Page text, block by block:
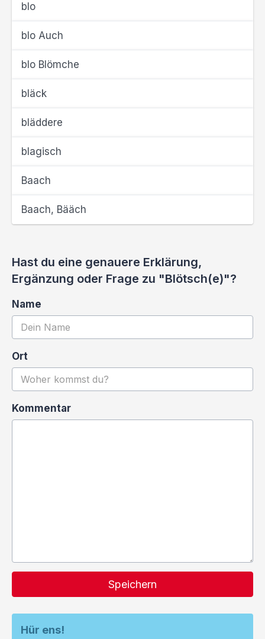
blo
blo Auch
blo Blömche
bläck
bläddere
blagisch
Baach
Baach, Bääch
Hast du eine genauere Erklärung,
Ergänzung oder Frage zu "Blötsch(e)"?
Name
Ort
Kommentar
Speichern
Hür ens!